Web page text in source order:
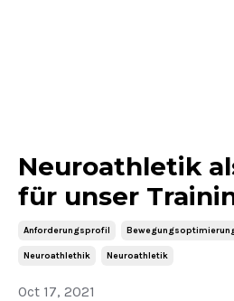
Neuroathletik
für unser
Anforderungsprofil
Neuroathlethik Neuroathletik
Oct 17, 2021